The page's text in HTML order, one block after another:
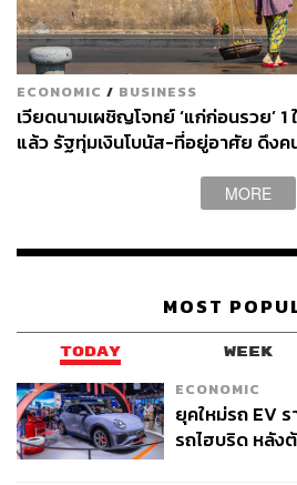
ECONOMIC / BUSINESS
เวียดนามเผชิญโจทย์ ‘แก่ก่อนรวย’ 1
แล้ว รัฐทุ่มเงินโบนัส-ที่อยู่อาศัย ดึง
MORE
MOST
TODAY WEEK
ECONOMIC
ยุคใหม่รถ EV ร
รถไฮบริด หลัง